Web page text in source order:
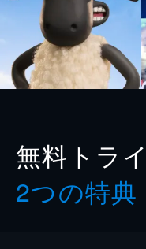
無料トラ
2つの特典